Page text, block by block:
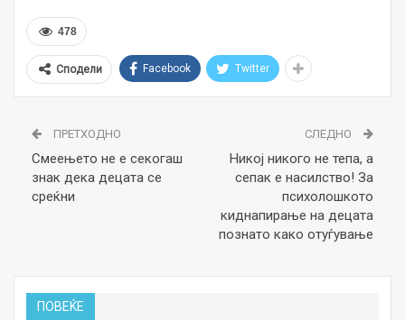
478
Сподели Facebook Twitter
ПРЕТХОДНО
Смеењето не е секогаш
знак дека децата се
среќни
СЛЕДНО
Никој никого не тепа, а
сепак е насилство! За
психолошкото
киднапирање на децата
познато како отуѓување
ПОВЕЌЕ